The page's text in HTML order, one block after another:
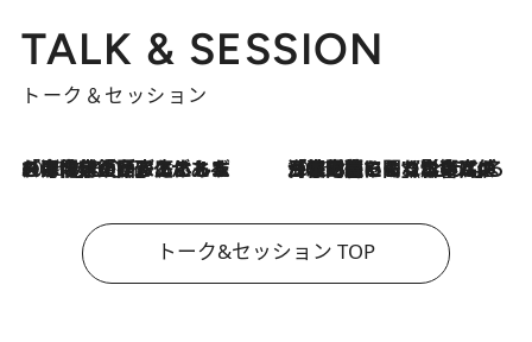
TALK & SESSION
トーク＆セッション
2026.8.3
「今後値上げがあるとすれば…」「リスクがあるのは今年の冬」エネルギー専門家が語る、ホルムズ海峡封鎖が家庭にもたらす“ある心配” 2026.8.3
「住宅建てられない…」「サーチャージ料の高値が続いている」ホルムズ海峡封鎖による影響はいつまで続く？《エネルギー専門家に聞く“どうなる日本の暮らし”》
トーク&セッション TOP